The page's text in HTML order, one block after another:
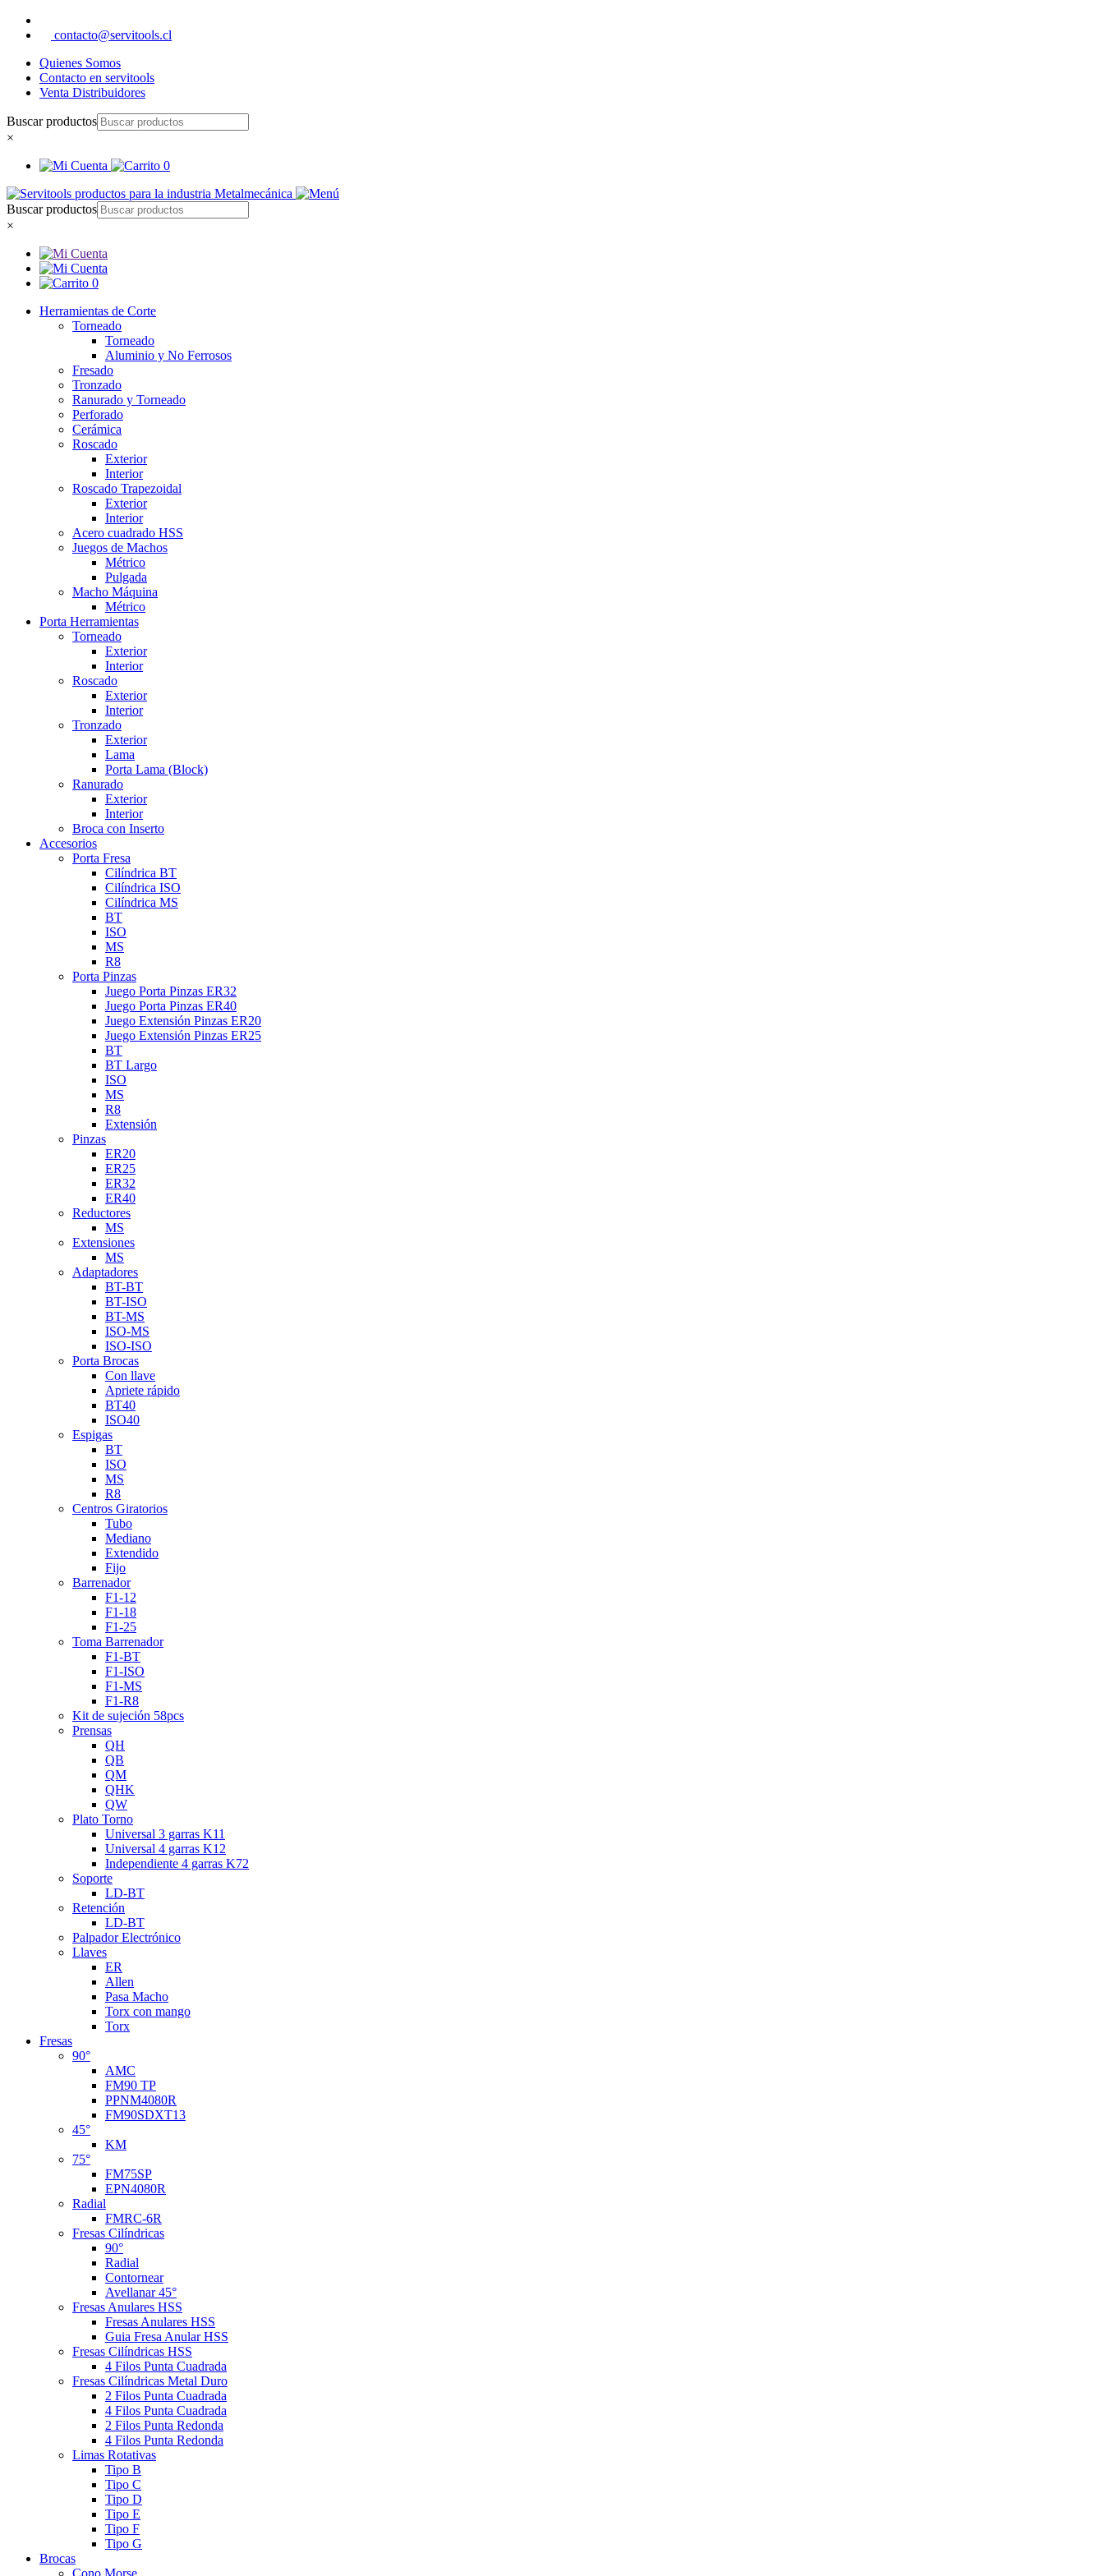
contacto@servitools.cl
Quienes Somos
Contacto en servitools
Venta Distribuidores
Buscar productos
×
0
Buscar productos
×
0
Herramientas de Corte
Torneado
Torneado
Aluminio y No Ferrosos
Fresado
Tronzado
Ranurado y Torneado
Perforado
Cerámica
Roscado
Exterior
Interior
Roscado Trapezoidal
Exterior
Interior
Acero cuadrado HSS
Juegos de Machos
Métrico
Pulgada
Macho Máquina
Métrico
Porta Herramientas
Torneado
Exterior
Interior
Roscado
Exterior
Interior
Tronzado
Exterior
Lama
Porta Lama (Block)
Ranurado
Exterior
Interior
Broca con Inserto
Accesorios
Porta Fresa
Cilíndrica BT
Cilíndrica ISO
Cilíndrica MS
BT
ISO
MS
R8
Porta Pinzas
Juego Porta Pinzas ER32
Juego Porta Pinzas ER40
Juego Extensión Pinzas ER20
Juego Extensión Pinzas ER25
BT
BT Largo
ISO
MS
R8
Extensión
Pinzas
ER20
ER25
ER32
ER40
Reductores
MS
Extensiones
MS
Adaptadores
BT-BT
BT-ISO
BT-MS
ISO-MS
ISO-ISO
Porta Brocas
Con llave
Apriete rápido
BT40
ISO40
Espigas
BT
ISO
MS
R8
Centros Giratorios
Tubo
Mediano
Extendido
Fijo
Barrenador
F1-12
F1-18
F1-25
Toma Barrenador
F1-BT
F1-ISO
F1-MS
F1-R8
Kit de sujeción 58pcs
Prensas
QH
QB
QM
QHK
QW
Plato Torno
Universal 3 garras K11
Universal 4 garras K12
Independiente 4 garras K72
Soporte
LD-BT
Retención
LD-BT
Palpador Electrónico
Llaves
ER
Allen
Pasa Macho
Torx con mango
Torx
Fresas
90°
AMC
FM90 TP
PPNM4080R
FM90SDXT13
45°
KM
75°
FM75SP
EPN4080R
Radial
FMRC-6R
Fresas Cilíndricas
90°
Radial
Contornear
Avellanar 45°
Fresas Anulares HSS
Fresas Anulares HSS
Guia Fresa Anular HSS
Fresas Cilíndricas HSS
4 Filos Punta Cuadrada
Fresas Cilíndricas Metal Duro
2 Filos Punta Cuadrada
4 Filos Punta Cuadrada
2 Filos Punta Redonda
4 Filos Punta Redonda
Limas Rotativas
Tipo B
Tipo C
Tipo D
Tipo E
Tipo F
Tipo G
Brocas
Cono Morse